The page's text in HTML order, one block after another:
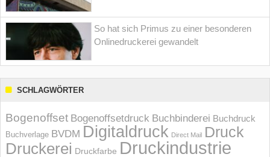
So hat sich Primus zu einer besonderen
Onlinedruckerei gewandelt
SCHLAGWÖRTER
Bogenoffset Bogenoffsetdruck Buchbinderei Buchdruck
Buchverlage BVDM Digitaldruck Direct Mail Druck
Druckerei Druckfarbe Druckindustrie